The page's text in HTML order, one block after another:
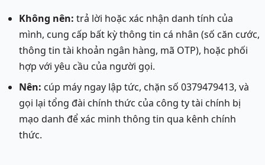
Không nên: trả lời hoặc xác nhận danh tính của
mình, cung cấp bất kỳ thông tin cá nhân (số căn cước,
thông tin tài khoản ngân hàng, mã OTP), hoặc phối
hợp với yêu cầu của người gọi.
Nên: cúp máy ngay lập tức, chặn số 0379479413, và
gọi lại tổng đài chính thức của công ty tài chính bị
mạo danh để xác minh thông tin qua kênh chính
thức.